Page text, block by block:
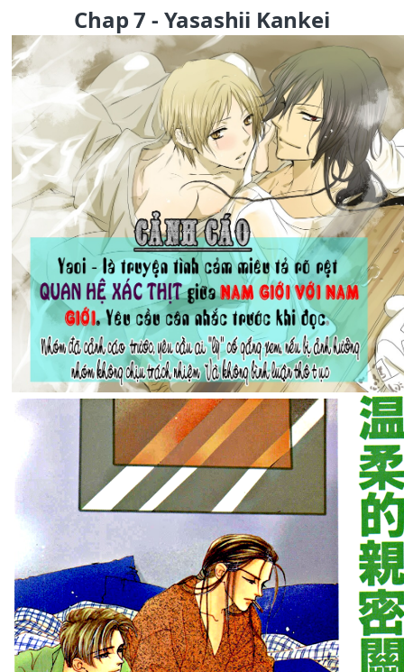
Chap 7 - Yasashii Kankei